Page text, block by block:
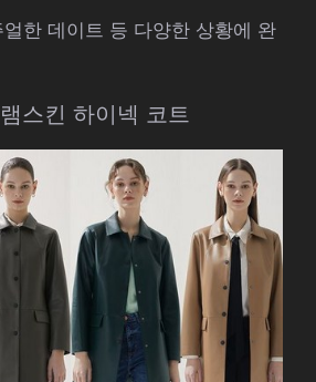
한 데이트 등 다양한 상황에 완
스킨 하이넥 코트